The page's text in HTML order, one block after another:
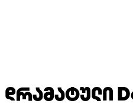
დრამატული